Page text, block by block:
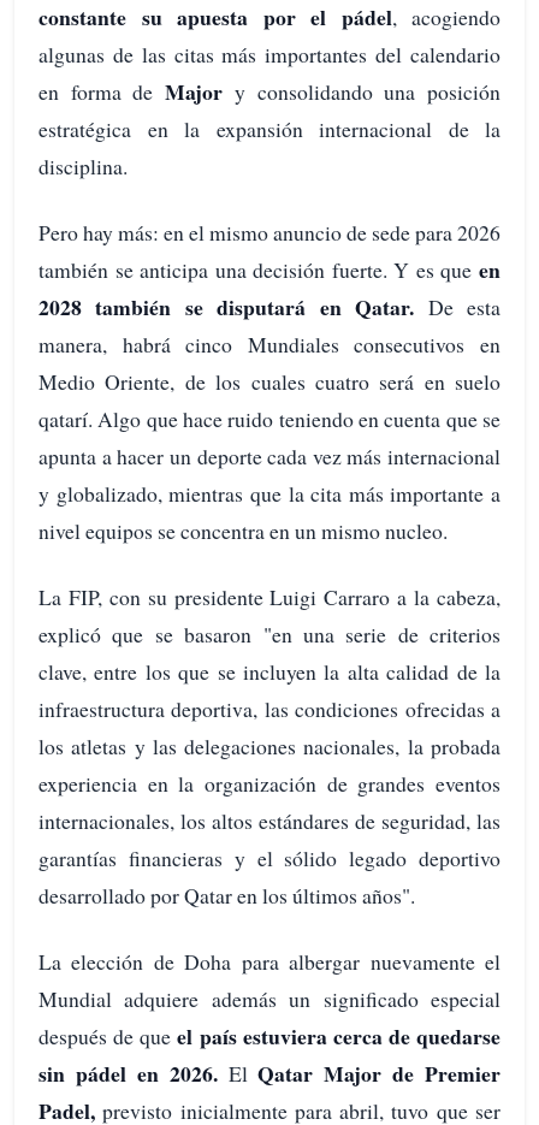
constante su apuesta por el pádel, acogiendo
algunas de las citas más importantes del calendario
en forma deMajor y consolidando una posición
estratégica en la expansión internacional de la
disciplina.
Pero hay más: en el mismo anuncio de sede para 2026
también se anticipa una decisión fuerte. Y es que en
2028 también se disputará en Qatar. De esta
manera, habrá cinco Mundiales consecutivos en
Medio Oriente, de los cuales cuatro será en suelo
qatarí. Algo que hace ruido teniendo en cuenta que se
apunta a hacer un deporte cada vez más internacional
y globalizado, mientras que la cita más importante a
nivel equipos se concentra en un mismo nucleo.
La FIP, con su presidente Luigi Carraro a la cabeza,
explicó que se basaron "en una serie de criterios
clave, entre los que se incluyen la alta calidad de la
infraestructura deportiva, las condiciones ofrecidas a
los atletas y las delegaciones nacionales, la probada
experiencia en la organización de grandes eventos
internacionales, los altos estándares de seguridad, las
garantías financieras y el sólido legado deportivo
desarrollado por Qatar en los últimos años".
La elección de Doha para albergar nuevamente el
Mundial adquiere además un significado especial
después de queel país estuviera cerca de quedarse
sin pádel en 2026.ElQatar Major de Premier
Padel, previsto inicialmente para abril, tuvo que ser